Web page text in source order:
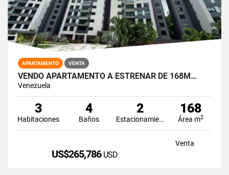
APARTAMENTO VENTA
VENDO APARTAMENTO A ESTRENAR DE 168M…
Venezuela
3
Habitaciones
4
Baños
2
Estacionamiento
168
Área m2
Venta
US$265,786 USD